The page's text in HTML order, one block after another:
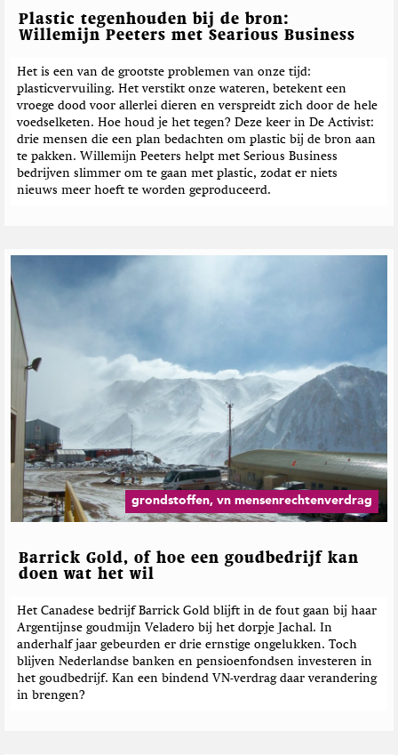
e
r
j
Plastic tegenhouden bij de bron:
Willemijn Peeters met Searious Business
Het is een van de grootste problemen van onze tijd:
plasticvervuiling. Het verstikt onze wateren, betekent een
vroege dood voor allerlei dieren en verspreidt zich door de hele
voedselketen. Hoe houd je het tegen? Deze keer in De Activist:
drie mensen die een plan bedachten om plastic bij de bron aan
te pakken. Willemijn Peeters helpt met Serious Business
bedrijven slimmer om te gaan met plastic, zodat er niets
nieuws meer hoeft te worden geproduceerd.
grondstoffen, vn mensenrechtenverdrag
Barrick Gold, of hoe een goudbedrijf kan
doen wat het wil
Het Canadese bedrijf Barrick Gold blijft in de fout gaan bij haar
Argentijnse goudmijn Veladero bij het dorpje Jachal. In
anderhalf jaar gebeurden er drie ernstige ongelukken. Toch
blijven Nederlandse banken en pensioenfondsen investeren in
het goudbedrijf. Kan een bindend VN-verdrag daar verandering
in brengen?